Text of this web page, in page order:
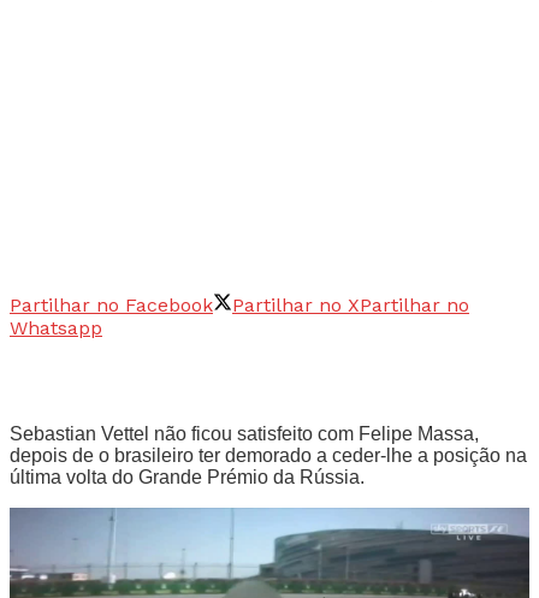
Partilhar no Facebook Partilhar no XPartilhar no
Whatsapp
Sebastian Vettel não ficou satisfeito com Felipe Massa,
depois de o brasileiro ter demorado a ceder-lhe a posição na
última volta do Grande Prémio da Rússia.